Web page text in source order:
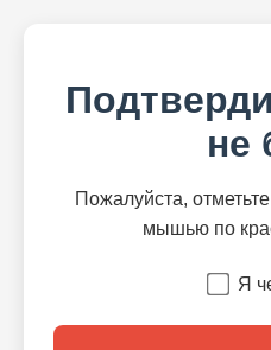
не
Пожалуйста,
мышью по
Я